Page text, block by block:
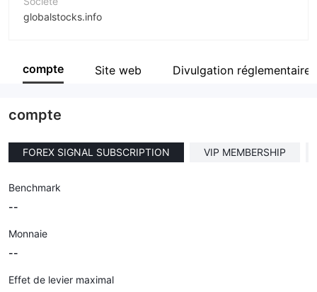
globalstocks.info
Personnel
compte Site web Divulgation réglementaire
compte
FOREX SIGNAL SUBSCRIPTION VIP MEMBERSHIP
Benchmark
--
Monnaie
--
Effet de levier maximal